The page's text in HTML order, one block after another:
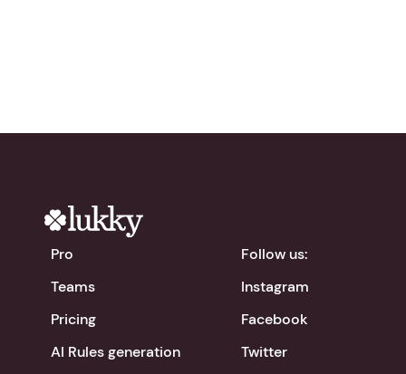
Pro
Teams
Pricing
AI Rules generation
Follow us:
Instagram
Facebook
Twitter